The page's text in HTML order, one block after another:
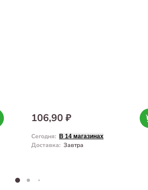
106,90 ₽
Сегодня: В 14 магазинах
Доставка: Завтра